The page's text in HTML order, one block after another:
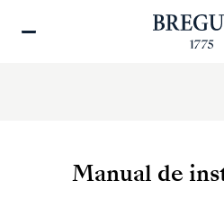
Manual de